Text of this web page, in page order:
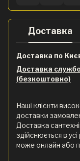
Доставка
Доставка по
Доставка
(безкоштовно)
Наші клієнти
доставки
Доставка
здійснюється в
може онлайн або